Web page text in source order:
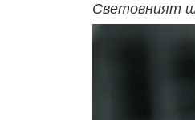
Световният